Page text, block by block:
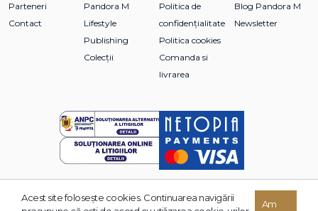
Parteneri
Contact
Pandora M
Lifestyle
Publishing
Colecții
Politica de
confidențialitate
Politica cookies
Comanda si
livrarea
Blog Pandora M
Newsletter
© 2026 Grupul Editorial TREI. Toate drepturile rezervate.
Acest site foloseşte cookies. Continuarea navigării
Am